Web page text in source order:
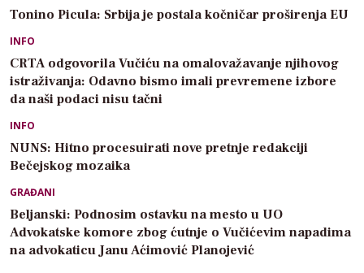
Tonino Picula: Srbija je postala kočničar proširenja EU
INFO
CRTA odgovorila Vučiću na omalovažavanje njihovog
istraživanja: Odavno bismo imali prevremene izbore
da naši podaci nisu tačni
INFO
NUNS: Hitno procesuirati nove pretnje redakciji
Bečejskog mozaika
GRAĐANI
Beljanski: Podnosim ostavku na mesto u UO
Advokatske komore zbog ćutnje o Vučićevim napadima
na advokaticu Janu Aćimović Planojević